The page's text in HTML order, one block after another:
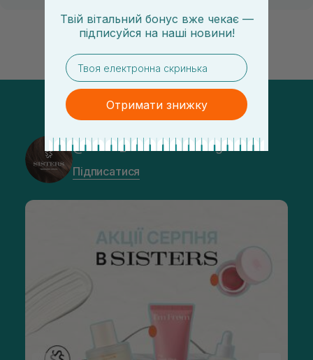
@sisters_stelmakh в Instagram
Підписатися
Твій вітальний бонус вже чекає —
підписуйся на наші новини!
email
Отримати знижку